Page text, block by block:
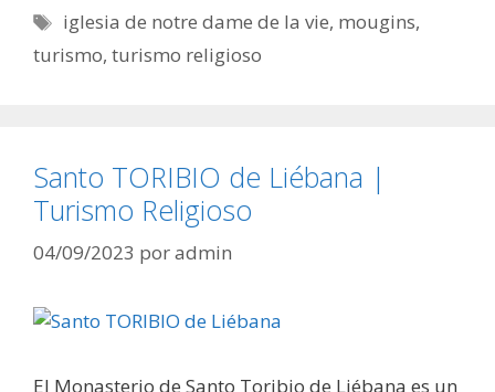
Etiquetas
iglesia de notre dame de la vie, mougins,
turismo, turismo religioso
Santo TORIBIO de Liébana |
Turismo Religioso
04/09/2023 poradmin
El Monasterio de Santo Toribio de Liébana es un